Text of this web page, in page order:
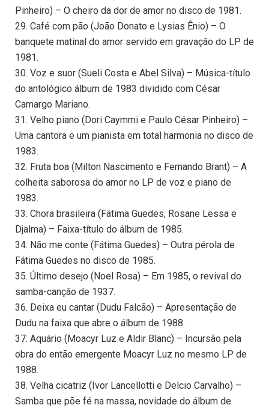
Pinheiro) – O cheiro da dor de amor no disco de 1981.
29. Café com pão (João Donato e Lysias Ênio) – O
banquete matinal do amor servido em gravação do LP de
1981.
30. Voz e suor (Sueli Costa e Abel Silva) – Música-título
do antológico álbum de 1983 dividido com César
Camargo Mariano.
31. Velho piano (Dori Caymmi e Paulo César Pinheiro) –
Uma cantora e um pianista em total harmonia no disco de
1983.
32. Fruta boa (Milton Nascimento e Fernando Brant) – A
colheita saborosa do amor no LP de voz e piano de
1983.
33. Chora brasileira (Fátima Guedes, Rosane Lessa e
Djalma) – Faixa-título do álbum de 1985.
34. Não me conte (Fátima Guedes) – Outra pérola de
Fátima Guedes no disco de 1985.
35. Último desejo (Noel Rosa) – Em 1985, o revival do
samba-canção de 1937.
36. Deixa eu cantar (Dudu Falcão) – Apresentação de
Dudu na faixa que abre o álbum de 1988.
37. Aquário (Moacyr Luz e Aldir Blanc) – Incursão pela
obra do então emergente Moacyr Luz no mesmo LP de
1988.
38. Velha cicatriz (Ivor Lancellotti e Delcio Carvalho) –
Samba que põe fé na massa, novidade do álbum de